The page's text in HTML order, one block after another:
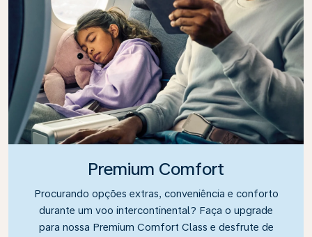
Premium Comfort
Procurando opções extras, conveniência e conforto
durante um voo intercontinental? Faça o upgrade
para nossa Premium Comfort Class e desfrute de